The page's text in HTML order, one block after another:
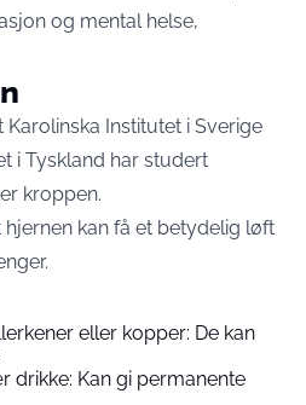
og mental helse,
Karolinska Institutet i Sverige
i Tyskland har studert
kroppen.
hjernen kan få et betydelig løft
eller kopper: De kan
Kan gi permanente